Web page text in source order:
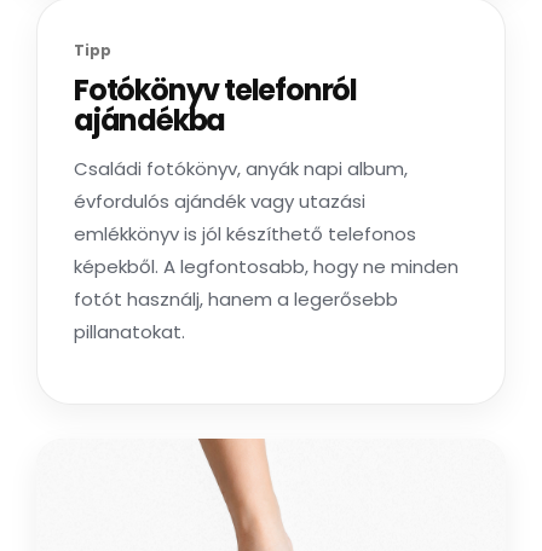
Tipp
Fotókönyv telefonról
ajándékba
Családi fotókönyv, anyák napi album,
évfordulós ajándék vagy utazási
emlékkönyv is jól készíthető telefonos
képekből. A legfontosabb, hogy ne minden
fotót használj, hanem a legerősebb
pillanatokat.